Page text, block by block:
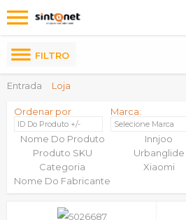
Entrada Loja
FILTRO
Ordenar por
ID Do Produto +/-
Nome Do Produto
Produto SKU
Categoria
Nome Do Fabricante
Marca:
Selecione Marca
Innjoo
Urbanglide
Xiaomi